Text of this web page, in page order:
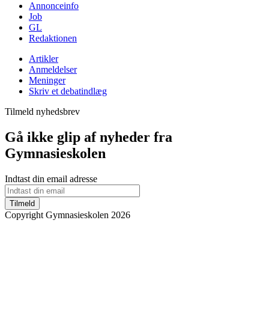
Annonceinfo
Job
GL
Redaktionen
Artikler
Anmeldelser
Meninger
Skriv et debatindlæg
Tilmeld nyhedsbrev
Gå ikke glip af nyheder fra
Gymnasieskolen
Indtast din email adresse
Tilmeld
Copyright Gymnasieskolen 2026